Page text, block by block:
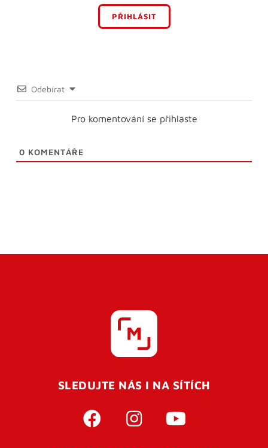
PŘIHLÁSIT
Odebírat
Pro komentování se přihlaste
0 KOMENTÁŘE
SLEDUJTE NÁS I NA SÍTÍCH